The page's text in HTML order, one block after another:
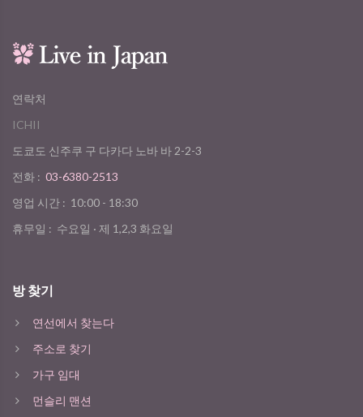
연락처
ICHII
도쿄도 신주쿠 구 다카다 노바 바 2-2-3
전화 : 03-6380-2513
영업 시간 : 10:00 - 18:30
휴무일 : 수요일 · 제 1,2,3 화요일
방 찾기
연선에서 찾는다
주소로 찾기
가구 임대
먼슬리 맨션